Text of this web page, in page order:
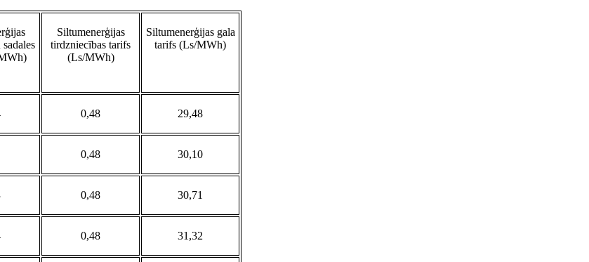
Siltumenerģijas
tirdzniecības tarifs
(Ls/MWh)
Siltumenerģijas gala
tarifs (Ls/MWh)
0,48 29,48
0,48 30,10
0,48 30,71
0,48 31,32